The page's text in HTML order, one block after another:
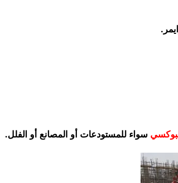
سواء للمستودعات أو المصانع أو الفلل.